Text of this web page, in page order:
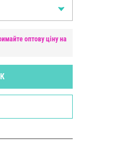
оптову ціну на